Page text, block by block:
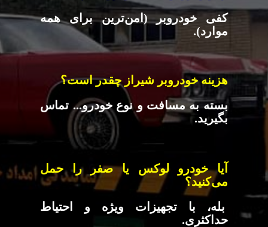
کفی خودروبر (امن‌ترین برای همه
موارد).
هزینه خودروبر شیراز چقدر است؟
بسته به مسافت و نوع خودرو... تماس
بگیرید.
آیا خودرو لوکس یا صفر را حمل
می‌کنید؟
بله، با تجهیزات ویژه و احتیاط
حداکثری.